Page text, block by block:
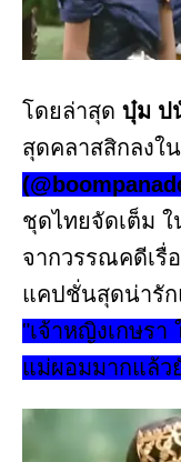
โดยล่าสุด บุ๋ม ป
สุดคลาสสิกลงใ
ชุดไทยจัดเต็ม
จากวรรณคดีเรื่
แคปชั่นสุดน่ารัก
"เจ้าหญิงเกษร
แม่ผอมมากแล้ว